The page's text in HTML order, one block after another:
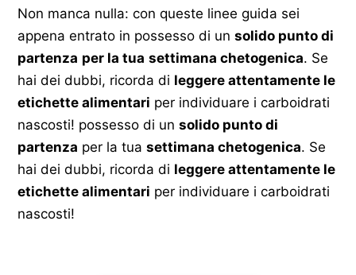
Non manca nulla: con queste linee guida sei
appena entrato in possesso di un solido punto di
partenza per la tua settimana chetogenica. Se
hai dei dubbi, ricorda di leggere attentamente le
etichette alimentari per individuare i carboidrati
nascosti! possesso di un solido punto di
partenza per la tua settimana chetogenica. Se
hai dei dubbi, ricorda di leggere attentamente le
etichette alimentari per individuare i carboidrati
nascosti!